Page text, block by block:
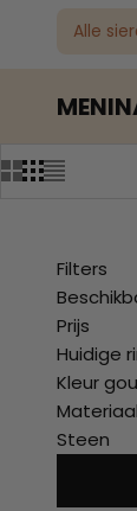
Alle
Filters
Prijs
Huidige
Kleur
Materiaal
Steen